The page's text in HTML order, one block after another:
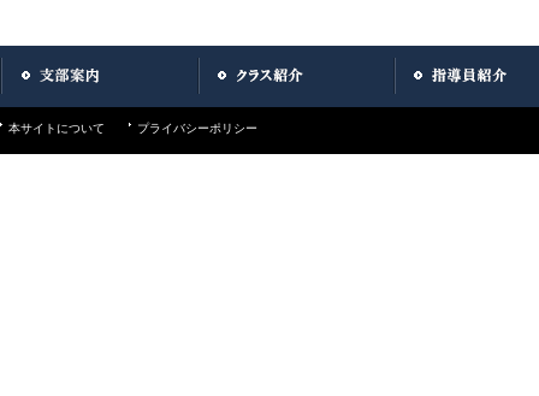
本サイトについて プライバシーポリシー